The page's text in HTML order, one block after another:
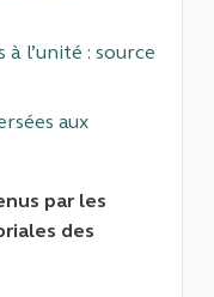
à l’unité : source
aux
par les
des